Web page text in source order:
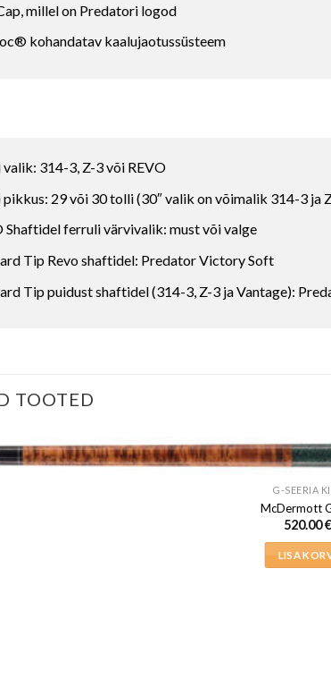
millel on Predatori logod
kohandatav kaalujaotussüsteem
valik: 314-3, Z-3 või REVO
pikkus: 29 või 30 tolli (30″ valik on võimalik 314-3 ja
Shaftidel ferruli värvivalik: must või valge
Tip Revo shaftidel: Predator Victory Soft
Tip puidust shaftidel (314-3, Z-3 ja Vantage):
TOOTED
G-SEERIA
McDermott
520.00€
LISA